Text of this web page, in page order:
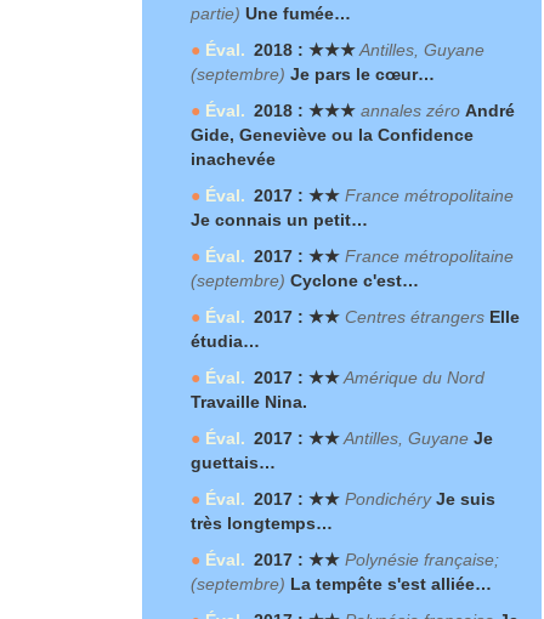
partie) Une fumée…
● Éval. 2018 : ★★★Antilles, Guyane
(septembre) Je pars le cœur…
● Éval. 2018 : ★★★ annales zéro André
Gide, Geneviève ou la Confidence
inachevée
● Éval. 2017 : ★★ France métropolitaine
Je connais un petit…
● Éval. 2017 : ★★ France métropolitaine
(septembre) Cyclone c'est…
● Éval. 2017 : ★★ Centres étrangers Elle
étudia…
● Éval. 2017 : ★★Amérique du Nord
Travaille Nina.
● Éval. 2017 : ★★Antilles, Guyane Je
guettais…
● Éval. 2017 : ★★ PondichéryJe suis
très longtemps…
● Éval. 2017 : ★★ Polynésie française;
(septembre) La tempête s'est alliée…